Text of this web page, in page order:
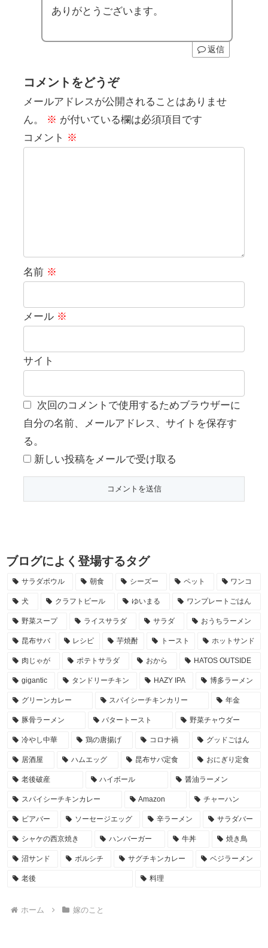
ありがとうございます。
返信
コメントをどうぞ
メールアドレスが公開されることはありませ
ん。
※ が付いている欄は必須項目です
コメント ※
名前 ※
メール ※
サイト
次回のコメントで使用するためブラウザーに
自分の名前、メールアドレス、サイトを保存す
る。
新しい投稿をメールで受け取る
ブログによく登場するタグ
サラダボウル 朝食 シーズー ペット ワンコ
犬 クラフトビール ゆいまる ワンプレートごはん
野菜スープ ライスサラダ サラダ おうちラーメン
昆布サバ レシピ 芋焼酎 トースト ホットサンド
肉じゃが ポテトサラダ おから HATOS OUTSIDE
gigantic タンドリーチキン HAZY IPA 博多ラーメン
グリーンカレー スパイシーチキンカリー 年金
豚骨ラーメン バタートースト 野菜チャウダー
冷やし中華 鶏の唐揚げ コロナ禍 グッドごはん
居酒屋 ハムエッグ 昆布サバ定食 おにぎり定食
老後破産 ハイボール 醤油ラーメン
スパイシーチキンカレー Amazon チャーハン
ビアバー ソーセージエッグ 辛ラーメン サラダバー
シャケの西京焼き ハンバーガー 牛丼 焼き鳥
沼サンド ボルシチ サグチキンカレー ベジラーメン
老後 料理
ホーム 嫁のこと